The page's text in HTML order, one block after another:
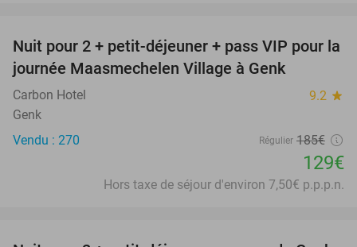
30%
Nuit pour 2 + petit-déjeuner + pass VIP pour la
journée Maasmechelen Village à Genk
Carbon Hotel 9.2 star
Genk
Vendu : 270
Régulier 185€
129€
Hors taxe de séjour d'environ 7,50€ p.p.p.n.